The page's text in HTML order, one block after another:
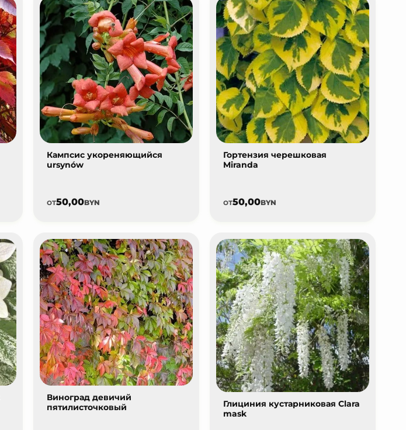
Кампсис укореняющийся
ursynów
от50,00BYN
Гортензия черешковая
Miranda
от50,00BYN
Виноград девичий
пятилисточковый
Глициния кустарниковая Clara
mask